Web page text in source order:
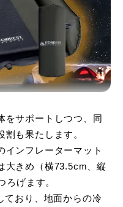
をサポートしつつ、同
も果たします。
インフレーターマット
大きめ（横73.5cm、縦
ろげます。
ており、地面からの冷